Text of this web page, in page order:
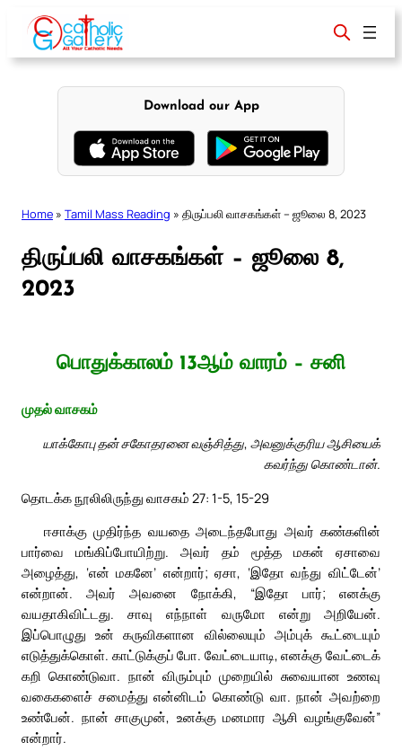
content
Download our App
Home » Tamil Mass Reading » திருப்பலி வாசகங்கள் – ஜூலை 8, 2023
திருப்பலி வாசகங்கள் – ஜூலை 8,
2023
பொதுக்காலம் 13ஆம் வாரம் – சனி
முதல் வாசகம்
யாக்கோபு தன் சகோதரனை வஞ்சித்து, அவனுக்குரிய ஆசியைக்
கவர்ந்து கொண்டான்.
தொடக்க நூலிலிருந்து வாசகம் 27: 1-5, 15-29
ஈசாக்கு முதிர்ந்த வயதை அடைந்தபோது அவர் கண்களின்
பார்வை மங்கிப்போயிற்று. அவர் தம் மூத்த மகன் ஏசாவை
அழைத்து, ‘என் மகனே’ என்றார்; ஏசா, ‘இதோ வந்து விட்டேன்’
என்றான். அவர் அவனை நோக்கி, “இதோ பார்; எனக்கு
வயதாகிவிட்டது. சாவு எந்நாள் வருமோ என்று அறியேன்.
இப்பொழுது உன் கருவிகளான வில்லையும் அம்புக் கூட்டையும்
எடுத்துக்கொள். காட்டுக்குப் போ. வேட்டையாடி, எனக்கு வேட்டைக்
கறி கொண்டுவா. நான் விரும்பும் முறையில் சுவையான உணவு
வகைகளைச் சமைத்து என்னிடம் கொண்டு வா. நான் அவற்றை
உண்பேன். நான் சாகுமுன், உனக்கு மனமார ஆசி வழங்குவேன்”
என்றார்.